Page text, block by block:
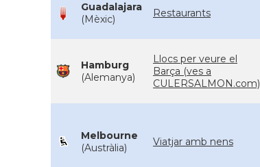
Guadalajara
(Mèxic)
Restaurants
Hamburg
(Alemanya)
Llocs per veure el
Barça (ves a
CULERSALMON.com)
Melbourne
(Austràlia)
Viatjar amb nens